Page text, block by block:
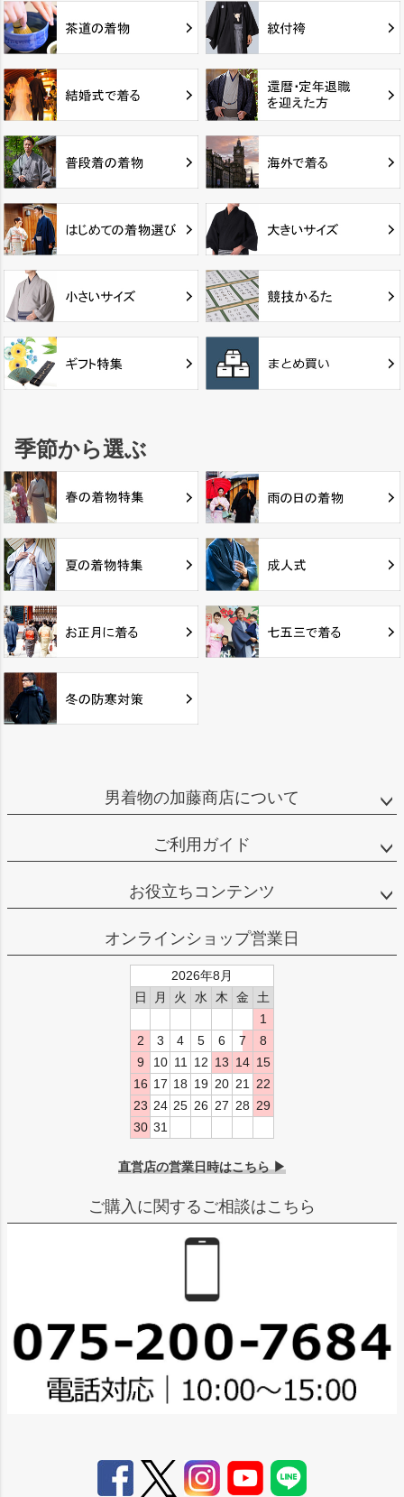
季節から選ぶ
男着物の加藤商店について
ご利用ガイド
お役立ちコンテンツ
オンラインショップ営業日
2026年8月
日
月 火 水 木 金
土
1
2
3 4 5 6 7
8
9
10 11 12 13 14 15
16 17 18 19 20 21 22
23 24 25 26 27 28 29
30 31
直営店の営業日時はこちら ▶
ご購入に関するご相談はこちら